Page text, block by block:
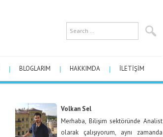
BLOGLARIM HAKKIMDA İLETIŞIM
Volkan Sel
Merhaba, Bilişim sektöründe Analist
olarak çalışıyorum, aynı zamanda